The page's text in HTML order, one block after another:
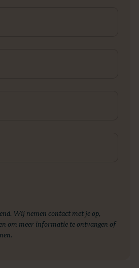
Wij nemen contact met je op,
om meer informatie te ontvangen of